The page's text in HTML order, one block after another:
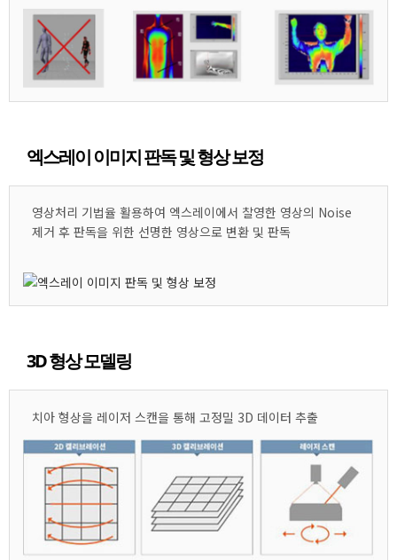
엑스레이 이미지 판독 및 형상 보정
영상처리 기법율 활용하여 엑스레이에서 찰영한 영상의 Noise
제거 후 판독을 위한 선명한 영상으로 변환 및 판독
3D 형상 모델링
치아 형상을 레이저 스캔을 통해 고정밀 3D 데이터 추출